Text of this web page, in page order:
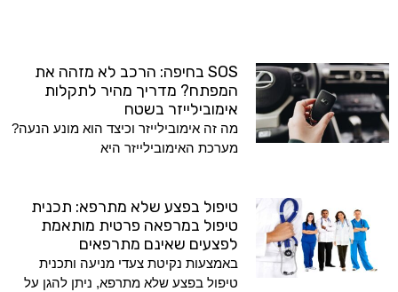
SOS בחיפה: הרכב לא מזהה את
המפתח? מדריך מהיר לתקלות
אימובילייזר בשטח
מה זה אימובילייזר וכיצד הוא מונע הנעה?
מערכת האימובילייזר היא
טיפול בפצע שלא מתרפא: תכנית
טיפול במרפאה פרטית מותאמת
לפצעים שאינם מתרפאים
באמצעות נקיטת צעדי מניעה ותכנית
טיפול בפצע שלא מתרפא, ניתן להגן על